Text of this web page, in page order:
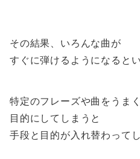
その結果、いろんな曲が
すぐに弾けるようになると
特定のフレーズや曲をうま
目的にしてしまうと
手段と目的が入れ替わって